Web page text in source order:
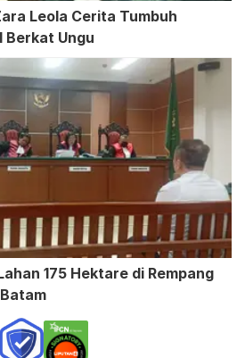
Leola Cerita Tumbuh
Berkat Ungu
175 Hektare di Rempang